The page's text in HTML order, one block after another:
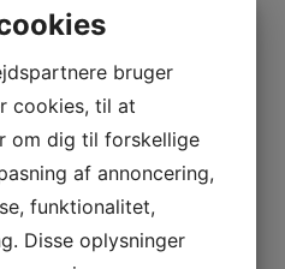
mod bedre
for dine
os i dag for en
og lad os hjælpe
den bedste
Audiovox er din
for høreværn, der
komfort og
bruger
cookies, til at
om dig til forskellige
af annoncering,
funktionalitet,
Disse oplysninger